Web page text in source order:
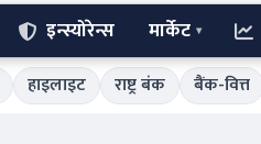
इन्स्योरेन्स मार्केट
हाइलाइट राष्ट्र बंक बैंक-वित्त